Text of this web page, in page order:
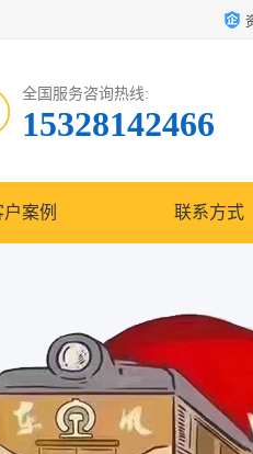
全国服务咨询热线:
15328142466
户案例 联系方式